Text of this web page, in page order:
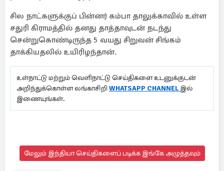
சில நாட்களுக்குப் பின்னர் கம்பா தாலுக்காவில் உள்ள
சதுரி கிராமத்தில் தனது தாத்தாவுடன் நடந்து
சென்றுகொண்டிருந்த 5 வயது சிறுவன் சிங்கம்
தாக்கியதலில் உயிரிழந்தான்.
உள்நாட்டு மற்றும் வெளிநாட்டு செய்திகளை உடனுக்குடன்
அறிந்துக்கொள்ள லங்காசிறி WHATSAPP CHANNEL இல்
இணையுங்கள்.
மேலும் இந்தியா செய்திகளைப் படிக்க இங்கே அழுத்தவும்